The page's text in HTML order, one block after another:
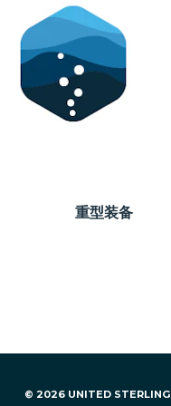
重型装备
© 2026 UNITED STERLING